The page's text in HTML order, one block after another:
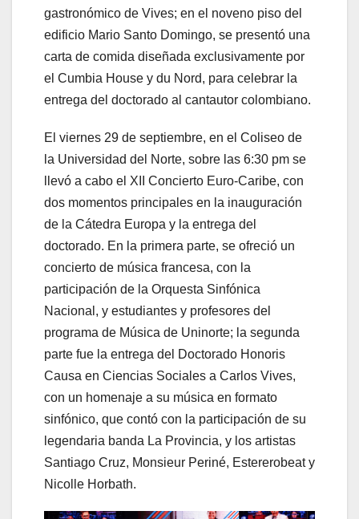
gastronómico de Vives; en el noveno piso del
edificio Mario Santo Domingo, se presentó una
carta de comida diseñada exclusivamente por
el Cumbia House y du Nord, para celebrar la
entrega del doctorado al cantautor colombiano.
El viernes 29 de septiembre, en el Coliseo de
la Universidad del Norte, sobre las 6:30 pm se
llevó a cabo el XII Concierto Euro-Caribe, con
dos momentos principales en la inauguración
de la Cátedra Europa y la entrega del
doctorado. En la primera parte, se ofreció un
concierto de música francesa, con la
participación de la Orquesta Sinfónica
Nacional, y estudiantes y profesores del
programa de Música de Uninorte; la segunda
parte fue la entrega del Doctorado Honoris
Causa en Ciencias Sociales a Carlos Vives,
con un homenaje a su música en formato
sinfónico, que contó con la participación de su
legendaria banda La Provincia, y los artistas
Santiago Cruz, Monsieur Periné, Estererobeat y
Nicolle Horbath.